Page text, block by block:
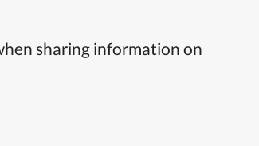
sharing information on